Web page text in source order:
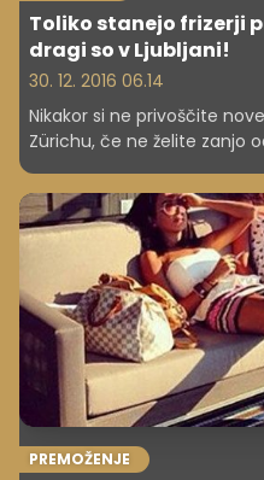
Toliko stanejo frizerji
dragi so v Ljubljani!
30. 12. 2016 06.14
Nikakor si ne privoščite
Zürichu, če ne želite zanjo
Preverite, koliko v povprečju
PREMOŽENJE